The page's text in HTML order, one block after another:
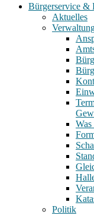
Bürgerservice &
Aktuelles
Politik